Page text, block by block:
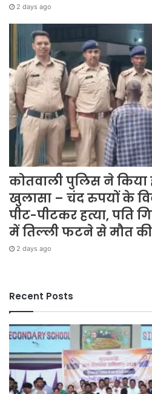
2 days ago
कोतवाली पुलिस ने किया
खुलासा – चंद रुपयों के
पीट-पीटकर हत्या, पति
में तिल्ली फटने से मौत की
2 days ago
Recent Posts